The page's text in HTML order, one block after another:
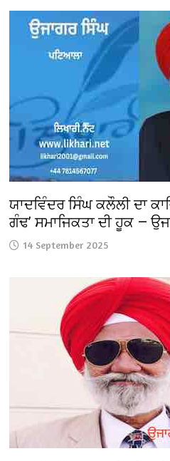
ਯਾਦਵਿੰਦਰ ਸਿੰਘ ਕਲੌਲੀ ਦਾ
ਗੰਢ’ ਸਮਾਜਿਕਤਾ ਦੀ ਹੂਕ —
14 September 2025